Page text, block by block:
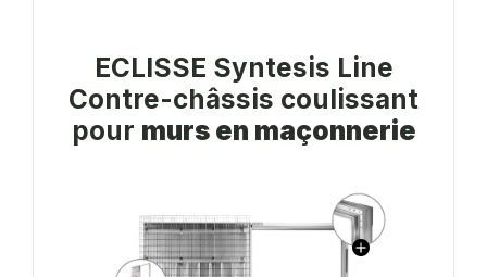
ECLISSE Syntesis Line
Contre-châssis coulissant
pour murs en maçonnerie